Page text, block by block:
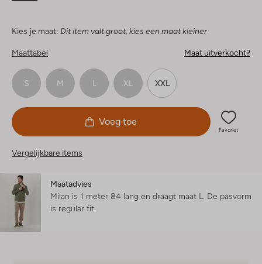
Kies je maat: Dit item valt groot, kies een maat kleiner
Maattabel Maat uitverkocht?
S M L XL XXL
Voeg toe
Favoriet
Vergelijkbare items
Maatadvies
Milan is 1 meter 84 lang en draagt maat L. De pasvorm
is regular fit